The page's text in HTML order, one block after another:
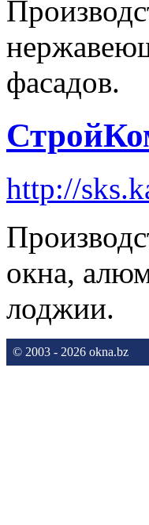
фасадов.
http://
окна,
лоджии.
© 2003 - 2026 okna.bz